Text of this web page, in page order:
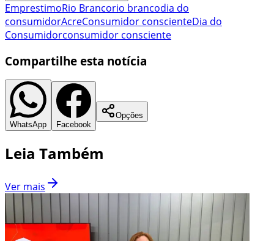
EmprestimoRio Brancorio brancodia do
consumidorAcreConsumidor conscienteDia do
Consumidorconsumidor consciente
Compartilhe esta notícia
WhatsApp Facebook
Opções
Leia Também
Ver mais